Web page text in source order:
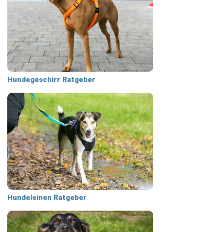
Hundegeschirr Ratgeber
Hundeleinen Ratgeber